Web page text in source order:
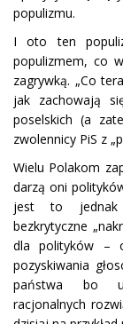
populizmu.
I oto ten
populizmem, co
zagrywką. „Co
jak zachowają
poselskich (a
zwolennicy PiS z
Wielu Polakom
darzą oni
jest to jednak
bezkrytyczne
dla polityków –
pozyskiwania
państwa bo
racjonalnych